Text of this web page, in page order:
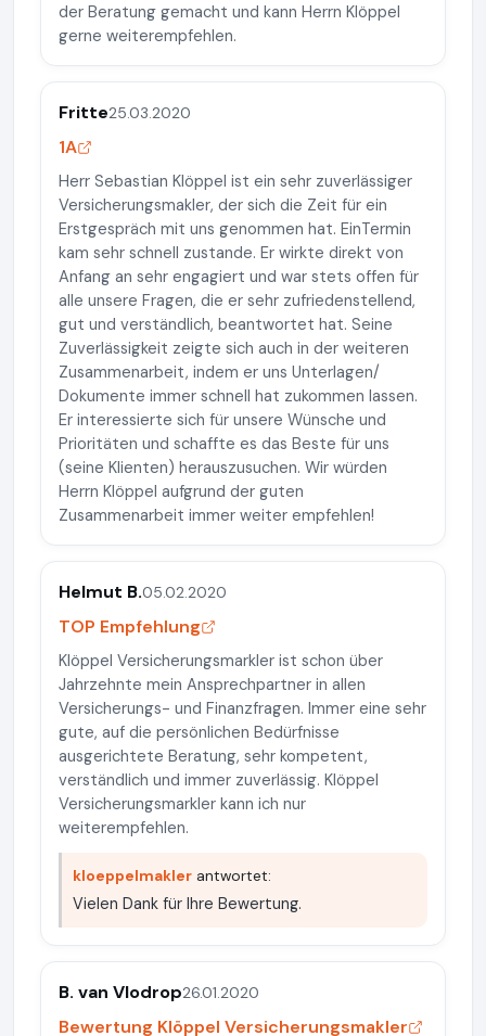
der Beratung gemacht und kann Herrn Klöppel
gerne weiterempfehlen.
Fritte25.03.2020
1A
Herr Sebastian Klöppel ist ein sehr zuverlässiger
Versicherungsmakler, der sich die Zeit für ein
Erstgespräch mit uns genommen hat. EinTermin
kam sehr schnell zustande. Er wirkte direkt von
Anfang an sehr engagiert und war stets offen für
alle unsere Fragen, die er sehr zufriedenstellend,
gut und verständlich, beantwortet hat. Seine
Zuverlässigkeit zeigte sich auch in der weiteren
Zusammenarbeit, indem er uns Unterlagen/
Dokumente immer schnell hat zukommen lassen.
Er interessierte sich für unsere Wünsche und
Prioritäten und schaffte es das Beste für uns
(seine Klienten) herauszusuchen. Wir würden
Herrn Klöppel aufgrund der guten
Zusammenarbeit immer weiter empfehlen!
Helmut B.05.02.2020
TOP Empfehlung
Klöppel Versicherungsmarkler ist schon über
Jahrzehnte mein Ansprechpartner in allen
Versicherungs- und Finanzfragen. Immer eine sehr
gute, auf die persönlichen Bedürfnisse
ausgerichtete Beratung, sehr kompetent,
verständlich und immer zuverlässig. Klöppel
Versicherungsmarkler kann ich nur
weiterempfehlen.
kloeppelmakler antwortet:
Vielen Dank für Ihre Bewertung.
B. van Vlodrop26.01.2020
Bewertung Klöppel Versicherungsmakler